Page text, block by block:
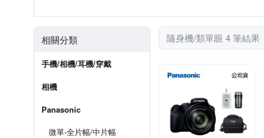
相關分類
手機/相機/耳機/穿戴
相機
Panasonic
微單-全片幅/中片幅
隨身機/類單眼 4 筆結果